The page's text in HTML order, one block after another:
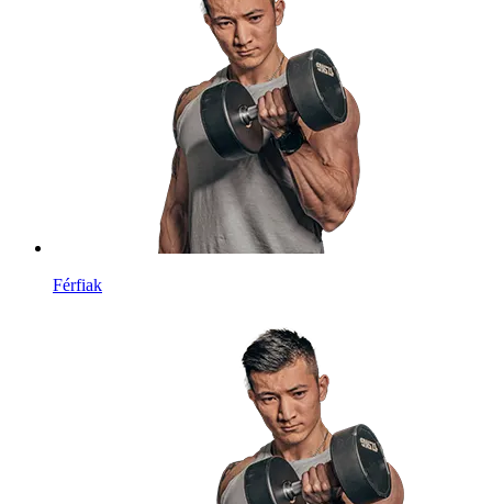
Férfiak